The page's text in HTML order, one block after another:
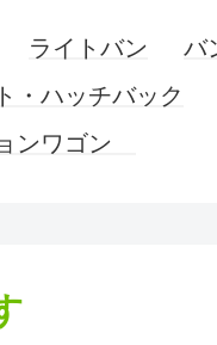
ライトバン
バ
・ハッチバック
ンワゴン